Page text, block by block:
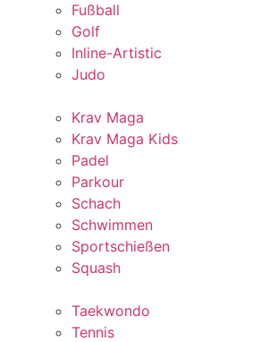
Fußball
Golf
Inline-Artistic
Judo
Krav Maga
Krav Maga Kids
Padel
Parkour
Schach
Schwimmen
Sportschießen
Squash
Taekwondo
Tennis